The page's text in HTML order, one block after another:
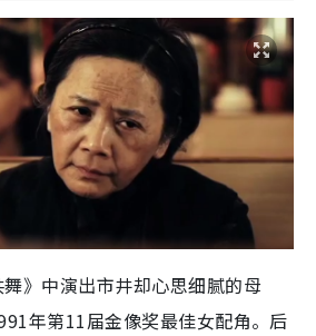
》中演出市井却心思细腻的母
年第11届金像奖最佳女配角。后